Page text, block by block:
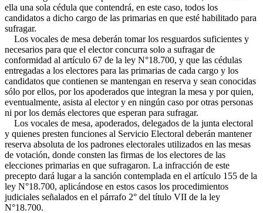
ella una sola cédula que contendrá, en este caso, todos los
candidatos a dicho cargo de las primarias en que esté habilitado para
sufragar.
Los vocales de mesa deberán tomar los resguardos suficientes y
necesarios para que el elector concurra solo a sufragar de
conformidad al artículo 67 de la ley N°18.700, y que las cédulas
entregadas a los electores para las primarias de cada cargo y los
candidatos que contienen se mantengan en reserva y sean conocidas
sólo por ellos, por los apoderados que integran la mesa y por quien,
eventualmente, asista al elector y en ningún caso por otras personas
ni por los demás electores que esperan para sufragar.
Los vocales de mesa, apoderados, delegados de la junta electoral
y quienes presten funciones al Servicio Electoral deberán mantener
reserva absoluta de los padrones electorales utilizados en las mesas
de votación, donde consten las firmas de los electores de las
elecciones primarias en que sufragaron. La infracción de este
precepto dará lugar a la sanción contemplada en el artículo 155 de la
ley N°18.700, aplicándose en estos casos los procedimientos
judiciales señalados en el párrafo 2° del título VII de la ley
N°18.700.